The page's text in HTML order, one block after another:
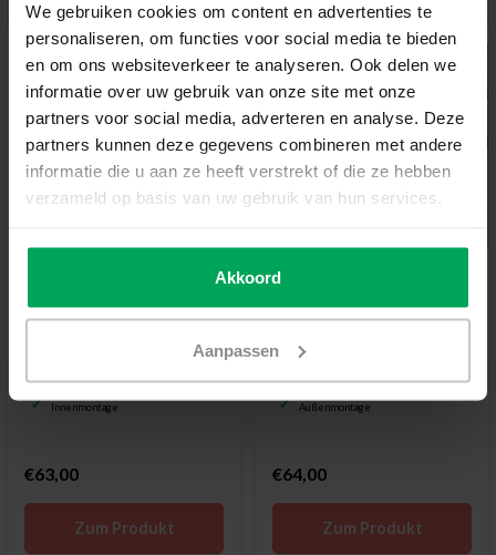
We gebruiken cookies om content en advertenties te
personaliseren, om functies voor social media te bieden
en om ons websiteverkeer te analyseren. Ook delen we
informatie over uw gebruik van onze site met onze
partners voor social media, adverteren en analyse. Deze
partners kunnen deze gegevens combineren met andere
informatie die u aan ze heeft verstrekt of die ze hebben
verzameld op basis van uw gebruik van hun services.
Akkoord
Aanpassen
Sonnenschutzfolie |
XC900 | Transparent
Innenmontage
€63,00
Zum Produkt
Scalasol®
Sonnenschutzfolie |
PC365 | Spiegelfolie |
Polycarbonat
Außenmontage
€64,00
Zum Produkt